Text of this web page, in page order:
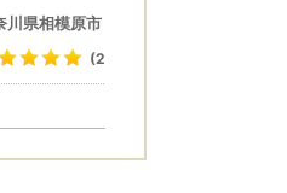
用 280g 各6個 ※離島への
不可
川県相模原市
(23)